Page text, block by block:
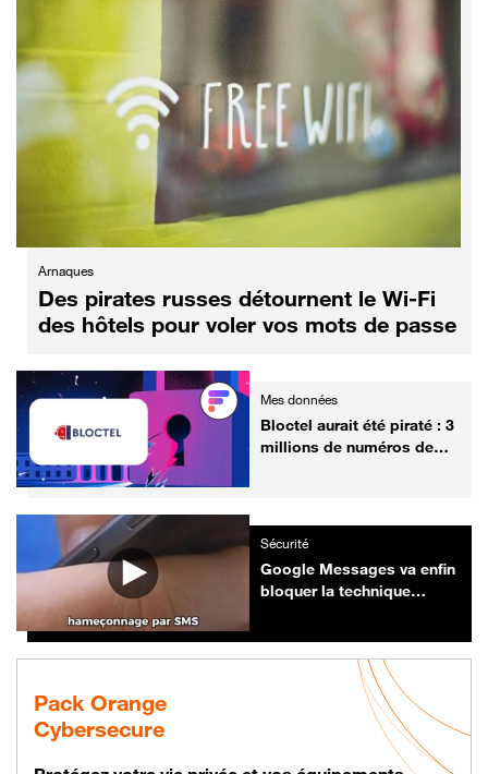
Arnaques
Des pirates russes détournent le Wi-Fi
des hôtels pour voler vos mots de passe
Mes données
Bloctel aurait été piraté : 3
millions de numéros de
Sécurité
Google Messages va enfin
bloquer la technique
frauduleux
Pack Orange
Cybersecure